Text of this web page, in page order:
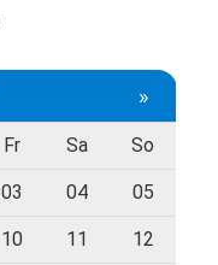
»
Fr Sa So
03 04 05
10 11 12